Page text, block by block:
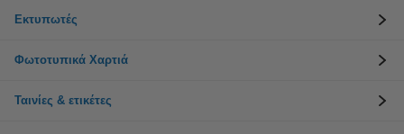
Εκτυπωτές
Φωτοτυπικά Χαρτιά
Ταινίες & ετικέτες